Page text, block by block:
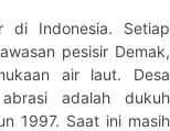
di Indonesia. Setiap
pesisir Demak,
air laut. Desa
adalah dukuh
1997. Saat ini masih